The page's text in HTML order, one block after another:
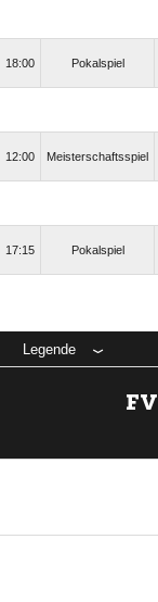
18:00 Pokalspiel
12:00 Meisterschaftsspiel
17:15 Pokalspiel
Legende